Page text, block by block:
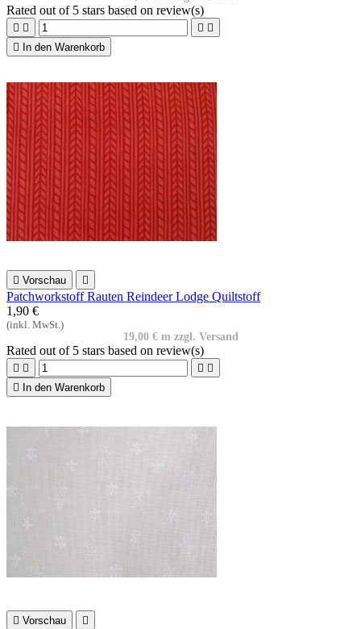
Rated out of 5 stars based on review(s)
   

In den Warenkorb
 Vorschau 
Patchworkstoff Rauten Reindeer Lodge Quiltstoff
1,90 €
(inkl. MwSt.)
19,00 € m zzgl. Versand
Rated out of 5 stars based on review(s)
   

In den Warenkorb
 Vorschau 